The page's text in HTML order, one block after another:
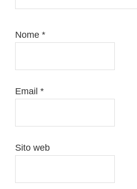
Nome *
Email *
Sito web